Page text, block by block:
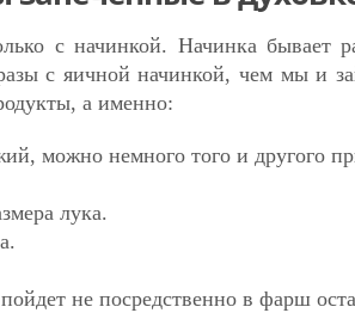
с начинкой. Начинка бывает
с яичной начинкой, чем мы и
а именно:
можно немного того и другого
лука.
не посредственно в фарш